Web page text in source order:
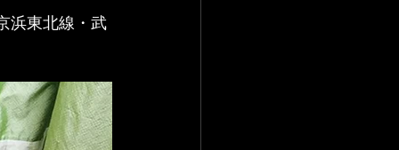
浜東北線・武